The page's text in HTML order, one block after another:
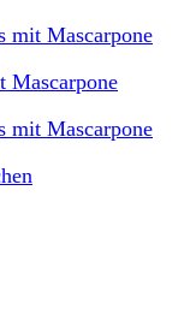
mit Mascarpone
Mascarpone
mit Mascarpone